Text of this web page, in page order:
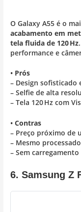
O Galaxy A55 é o
acabamento em
tela fluida de 120 Hz
performance e
• Prós
– Design sofisticado
– Selfie de alta
– Tela 120 Hz com
•Contras
– Preço próximo de
– Mesmo
– Sem
6. Samsung Z